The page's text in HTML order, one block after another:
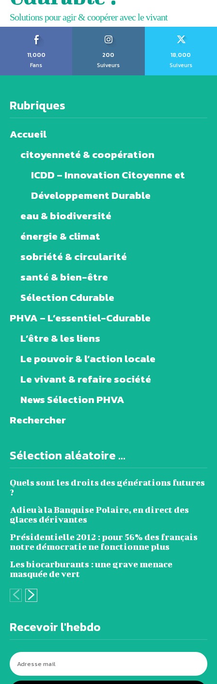
Solutions pour agir & coopérer avec le vivant
11,000
Fans
200
Suiveurs
18,000
Suiveurs
Rubriques
Accueil
citoyenneté & coopération
ICDD – Innovation Citoyenne et
Développement Durable
eau & biodiversité
énergie & climat
sobriété & circularité
santé & bien-être
Sélection Cdurable
PHVA – L’essentiel-Cdurable
L’être & les liens
Le pouvoir & l’action locale
Le vivant & refaire société
News Sélection PHVA
Rechercher
Sélection aléatoire ...
Quels sont les droits des générations futures
?
Adieu à la Banquise Polaire, en direct des
glaces dérivantes
Présidentielle 2012 : pour 56% des français
notre démocratie ne fonctionne plus
Les biocarburants : une grave menace
masquée de vert
Recevoir l'hebdo